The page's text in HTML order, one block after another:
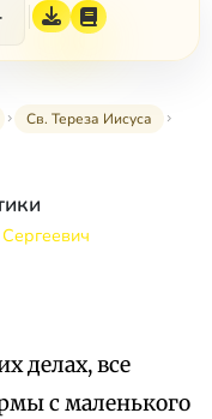
Св. Тереза Иисуса
делах, все
с маленького